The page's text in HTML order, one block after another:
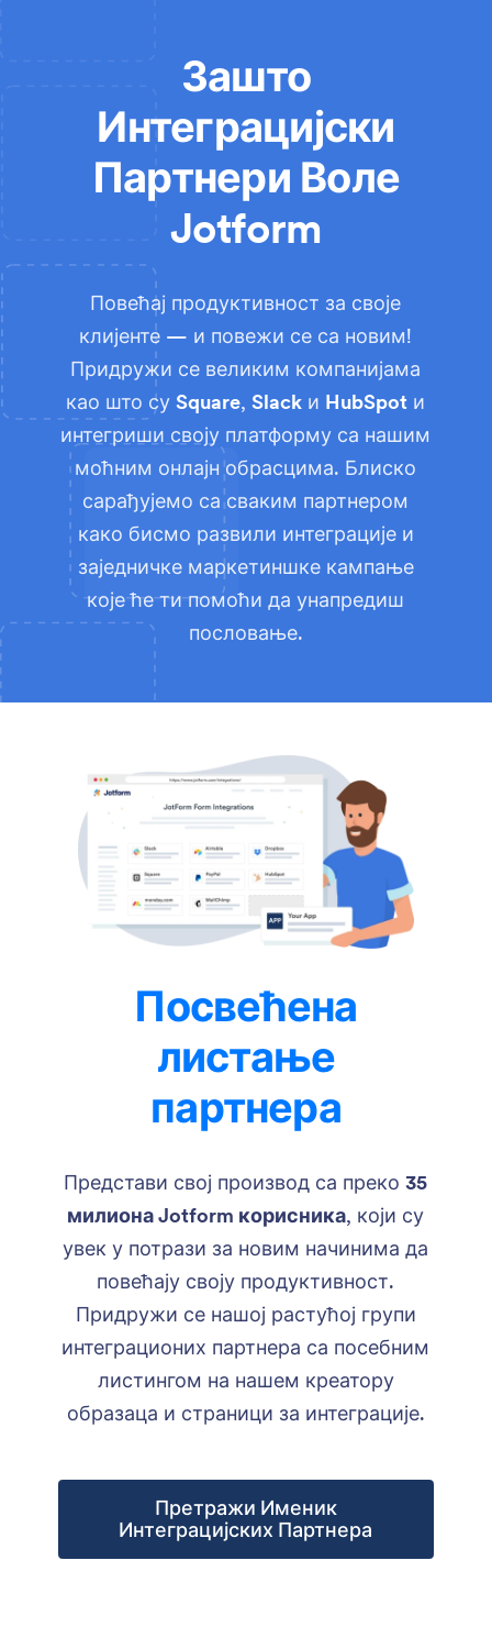
Зашто
Интеграцијски
Партнери Воле
Jotform
Повећај продуктивност за своје
клијенте — и повежи се са новим!
Придружи се великим компанијама
као што суSquare,Slack и HubSpot и
интегриши своју платформу са нашим
моћним онлајн обрасцима. Блиско
сарађујемо са сваким партнером
како бисмо развили интеграције и
заједничке маркетиншке кампање
које ће ти помоћи да унапредиш
пословање.
Посвећена
листање
партнера
Представи свој производ са преко35
милиона Jotform корисника, који су
увек у потрази за новим начинима да
повећају своју продуктивност.
Придружи се нашој растућој групи
интеграционих партнера са посебним
листингом на нашем креатору
образаца и страници за интеграције.
Претражи Именик
Интеграцијских Партнера